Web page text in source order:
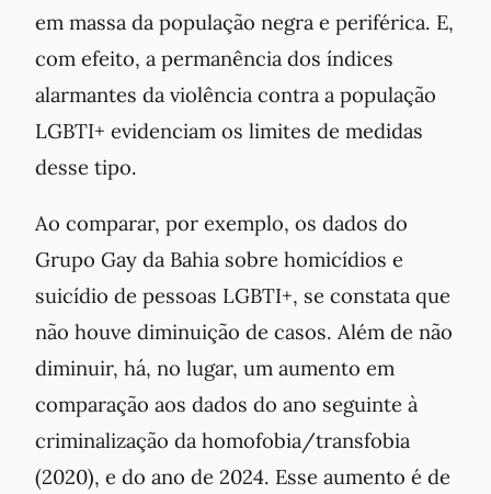
em massa da população negra e periférica. E,
com efeito, a permanência dos índices
alarmantes da violência contra a população
LGBTI+ evidenciam os limites de medidas
desse tipo.
Ao comparar, por exemplo, os dados do
Grupo Gay da Bahia sobre homicídios e
suicídio de pessoas LGBTI+, se constata que
não houve diminuição de casos. Além de não
diminuir, há, no lugar, um aumento em
comparação aos dados do ano seguinte à
criminalização da homofobia/transfobia
(2020), e do ano de 2024. Esse aumento é de